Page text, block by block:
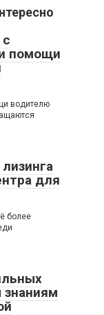
помощи
водителю
для
более